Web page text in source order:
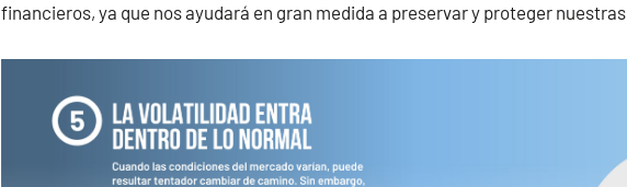
financieros, ya que nos ayudará en gran medida a preservar y proteger nuestras